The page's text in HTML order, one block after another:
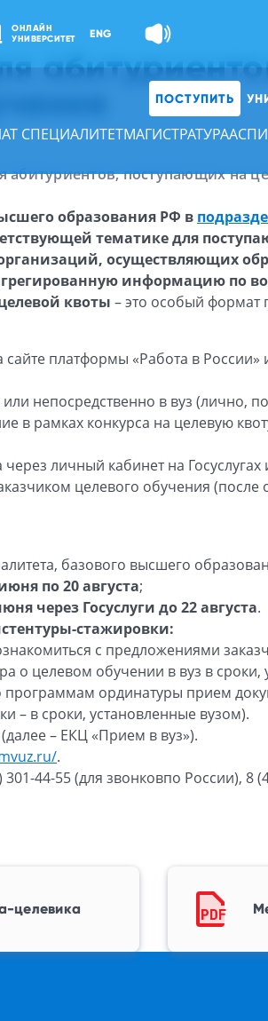
ОНЛАЙН
УНИВЕРСИТЕТ
ENG
ПОСТУПИТЬ
СПЕЦИАЛИТЕТМАГИСТРАТУРА
поступающих на
образования РФ в
тематике для
осуществляющих
информацию по
квоты – это особый формат
платформы «Работа в России»
или непосредственно в вуз
в рамках конкурса на целевую
через личный кабинет на
целевого обучения
базового высшего
по 20 августа;
через Госуслуги до 22 августа.
стажировки:
с предложениями
о целевом обучении в вуз в
ординатуры прием
– в сроки, установленные вузом).
– ЕКЦ «Прием в вуз»).
.
44-55 (для звонковпо России), 8
целевика